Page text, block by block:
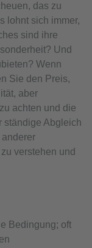
das zu
lohnt sich immer,
sind ihre
Und
Wenn
Sie den Preis,
aber
achten und die
ständige Abgleich
anderer
verstehen und
Bedingung; oft